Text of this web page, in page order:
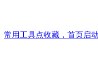
常用工具点收藏，首页启